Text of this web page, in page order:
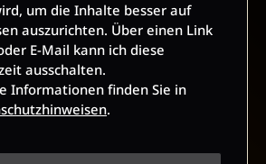
um die Inhalte besser auf
auszurichten. Über einen Link
E-Mail kann ich diese
ausschalten.
Informationen finden Sie in
.